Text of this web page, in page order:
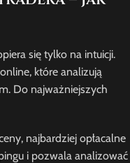
się tylko na intuicji.
które analizują
Do najważniejszych
najbardziej opłacalne
i pozwala analizować